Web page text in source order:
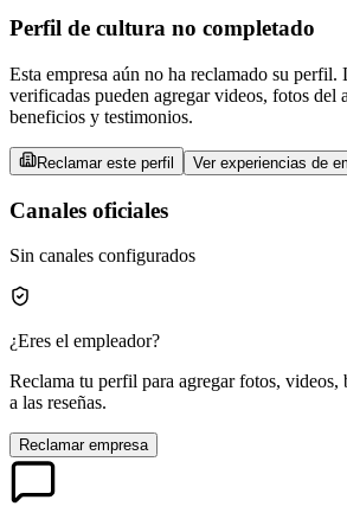
Perfil de cultura no completado
Esta empresa aún no ha reclamado su perfil.
verificadas pueden agregar videos, fotos del
beneficios y testimonios.
Reclamar este perfil Ver experiencias de
Canales oficiales
Sin canales configurados
¿Eres el empleador?
Reclama tu perfil para agregar fotos, videos,
a las reseñas.
Reclamar empresa